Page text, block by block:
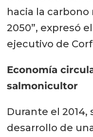
hacia la
2050”, expresó
ejecutivo de
Economía
salmonicultor
Durante el 2014,
desarrollo de